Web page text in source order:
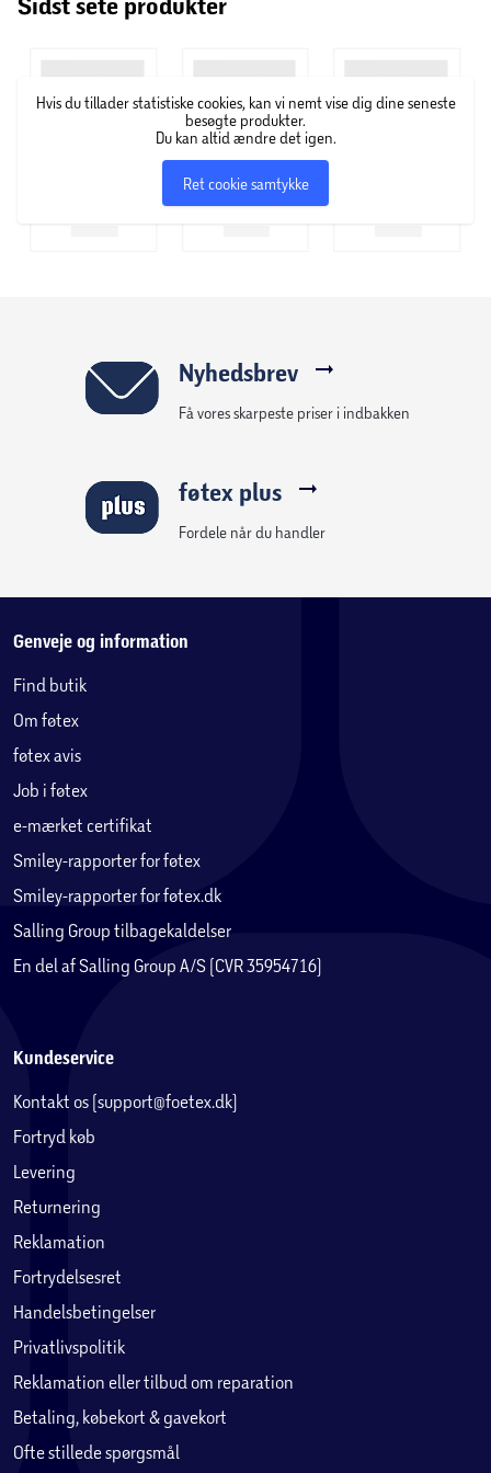
fornuftige priser. Vinhuset er i dag ejet af E. Guigal, og
vinene dyrkes på marker, som er beliggende i den nordlige
del af Rhôneområdet.
Hvis du tillader statistiske cookies, kan vi nemt vise dig dine seneste
besøgte produkter.
Du kan altid ændre det igen.
Ret cookie samtykke
Nyhedsbrev
Få vores skarpeste priser i indbakken
føtex plus
Fordele når du handler
Genveje og information
Find butik
Om føtex
føtex avis
Job i føtex
e-mærket certifikat
Smiley-rapporter for føtex
Smiley-rapporter for føtex.dk
Salling Group tilbagekaldelser
En del af Salling Group A/S (CVR 35954716)
Kundeservice
Kontakt os (support@foetex.dk)
Fortryd køb
Levering
Returnering
Reklamation
Fortrydelsesret
Handelsbetingelser
Privatlivspolitik
Reklamation eller tilbud om reparation
Betaling, købekort & gavekort
Ofte stillede spørgsmål